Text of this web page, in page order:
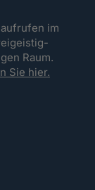
im
Raum.
Sie hier.